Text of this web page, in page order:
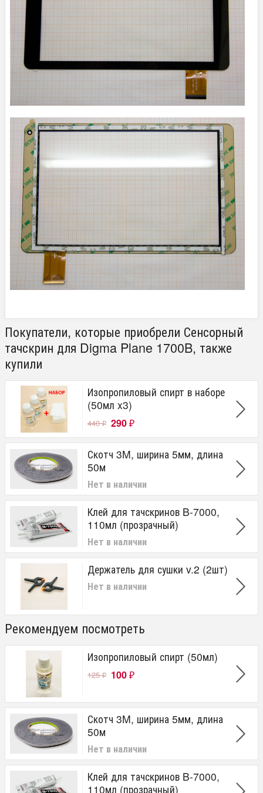
Покупатели, которые приобрели Сенсорный
тачскрин для Digma Plane 1700B, также
купили
Изопропиловый спирт в наборе
(50мл x3)
440₽ 290 ₽
Скотч 3M, ширина 5мм, длина
50м
Нет в наличии
Клей для тачскринов B-7000,
110мл (прозрачный)
Нет в наличии
Держатель для сушки v.2 (2шт)
Нет в наличии
Рекомендуем посмотреть
Изопропиловый спирт (50мл)
125₽ 100 ₽
Скотч 3M, ширина 5мм, длина
50м
Нет в наличии
Клей для тачскринов B-7000,
110мл (прозрачный)